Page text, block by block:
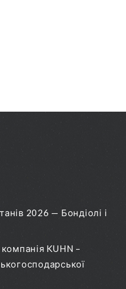
2026 — Бондіолі і
KUHN –